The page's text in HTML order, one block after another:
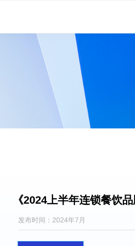
《2024上半年连锁餐饮
发布时间：2024年7月